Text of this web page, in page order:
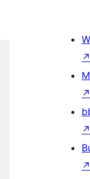
↗
↗
↗
↗